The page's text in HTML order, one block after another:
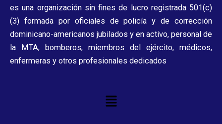
es una organización sin fines de lucro registrada 501(c)
(3) formada por oficiales de policía y de corrección
dominicano-americanos jubilados y en activo, personal de
la MTA, bomberos, miembros del ejército, médicos,
enfermeras y otros profesionales dedicados
Menu